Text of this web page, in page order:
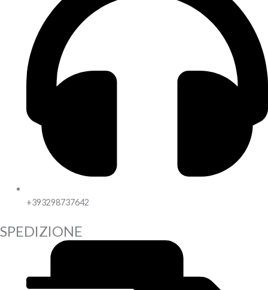
+393298737642
SPEDIZIONE